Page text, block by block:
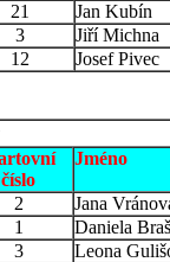
21
Jan Kubín
3
Jiří Michna
12 Josef Pivec
číslo
Jméno
2
Jana
1
Daniela
3 Leona